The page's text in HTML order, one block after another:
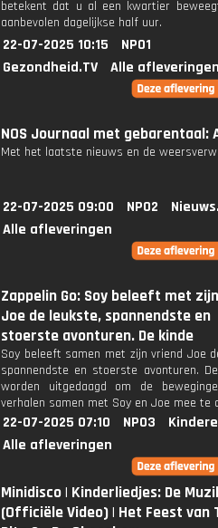
betekent dat u al een kwartier
aanbevolen dagelijkse half uur.
22-07-2025 10:15
NPO1
Gezondheid.TV
Alle
NOS Journaal met gebarentaal:
Met het laatste nieuws en de
22-07-2025 09:00 NPO2
Alle afleveringen
Zappelin Go: Soy beleeft met
Joe de leukste, spannendste en
stoerste avonturen. De kinde
Soy beleeft samen met zijn vriend Joe
spannendste en stoerste avonturen.
worden uitgedaagd om de
verhalen samen met Soy en Joe mee te
22-07-2025 07:10 NPO3
Alle afleveringen
Minidisco | Kinderliedjes: De
(Officiële Video) | Het Feest van